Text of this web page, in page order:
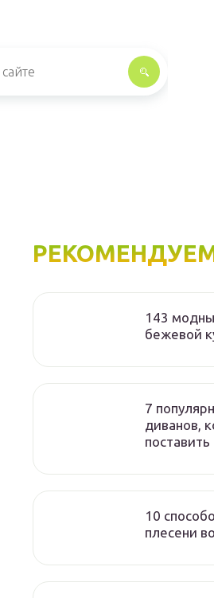
143
бежевой
7
диванов,
10
плесени